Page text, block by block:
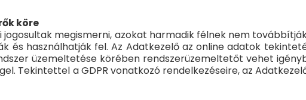
köre
megismerni, azokat harmadik félnek nem
és használhatják fel. Az Adatkezelő az online adatok
üzemeltetése körében rendszerüzemeltetőt vehet
Tekintettel a GDPR vonatkozó rendelkezéseire, az